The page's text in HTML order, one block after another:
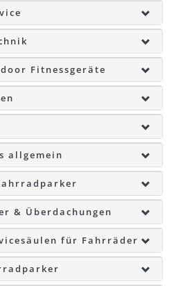
Fitnessgeräte
allgemein
& Überdachungen
für Fahrräder